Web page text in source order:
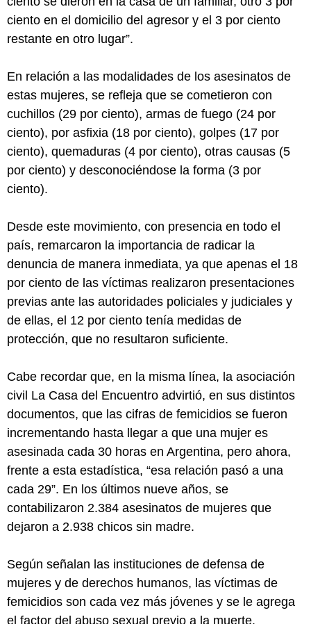
ciento en el domicilio del agresor y el 3 por ciento
restante en otro lugar”.
En relación a las modalidades de los asesinatos de
estas mujeres, se refleja que se cometieron con
cuchillos (29 por ciento), armas de fuego (24 por
ciento), por asfixia (18 por ciento), golpes (17 por
ciento), quemaduras (4 por ciento), otras causas (5
por ciento) y desconociéndose la forma (3 por
ciento).
Desde este movimiento, con presencia en todo el
país, remarcaron la importancia de radicar la
denuncia de manera inmediata, ya que apenas el 18
por ciento de las víctimas realizaron presentaciones
previas ante las autoridades policiales y judiciales y
de ellas, el 12 por ciento tenía medidas de
protección, que no resultaron suficiente.
Cabe recordar que, en la misma línea, la asociación
civil La Casa del Encuentro advirtió, en sus distintos
documentos, que las cifras de femicidios se fueron
incrementando hasta llegar a que una mujer es
asesinada cada 30 horas en Argentina, pero ahora,
frente a esta estadística, “esa relación pasó a una
cada 29”. En los últimos nueve años, se
contabilizaron 2.384 asesinatos de mujeres que
dejaron a 2.938 chicos sin madre.
Según señalan las instituciones de defensa de
mujeres y de derechos humanos, las víctimas de
femicidios son cada vez más jóvenes y se le agrega
el factor del abuso sexual previo a la muerte.